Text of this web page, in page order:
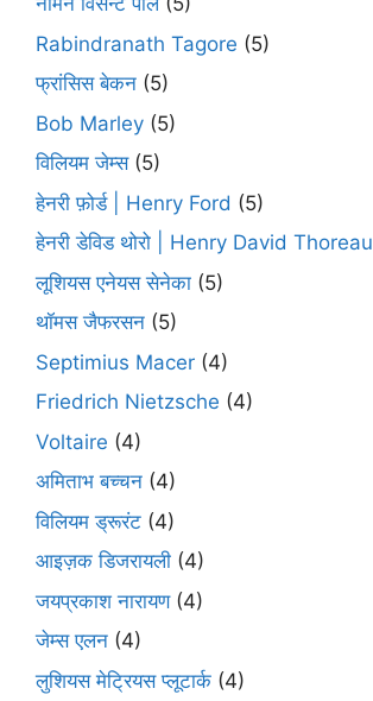
Rabindranath Tagore (5)
फ्रांसिस बेकन (5)
Bob Marley (5)
विलियम जेम्स(5)
हेनरी फ़ोर्ड | Henry Ford (5)
हेनरी डेविड थोरो | Henry David Thoreau
लूशियस एनेयस सेनेका (5)
थॉमस जैफरसन (5)
Septimius Macer (4)
Friedrich Nietzsche (4)
Voltaire (4)
अमिताभ बच्चन (4)
विलियम ड्रूरंट (4)
आइज़क डिजरायली (4)
जयप्रकाश नारायण(4)
जेम्स एलन (4)
लुशियस मेट्रियस प्लूटार्क (4)